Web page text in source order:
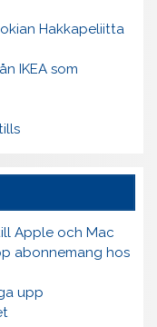
Hakkapeliitta
IKEA som
Apple och Mac
abonnemang hos
upp